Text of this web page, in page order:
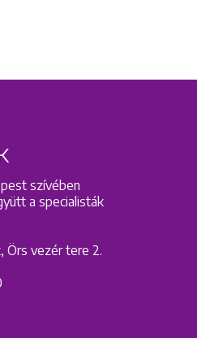
szívében
a specialisták
Örs vezér tere 2.